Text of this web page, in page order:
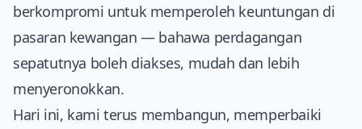
berkompromi untuk memperoleh keuntungan di
pasaran kewangan — bahawa perdagangan
sepatutnya boleh diakses, mudah dan lebih
menyeronokkan.
Hari ini, kami terus membangun, memperbaiki